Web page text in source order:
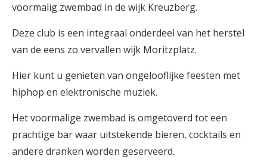
voormalig zwembad in de wijk Kreuzberg.
Deze club is een integraal onderdeel van het herstel
van de eens zo vervallen wijk Moritzplatz.
Hier kunt u genieten van ongelooflijke feesten met
hiphop en elektronische muziek.
Het voormalige zwembad is omgetoverd tot een
prachtige bar waar uitstekende bieren, cocktails en
andere dranken worden geserveerd.